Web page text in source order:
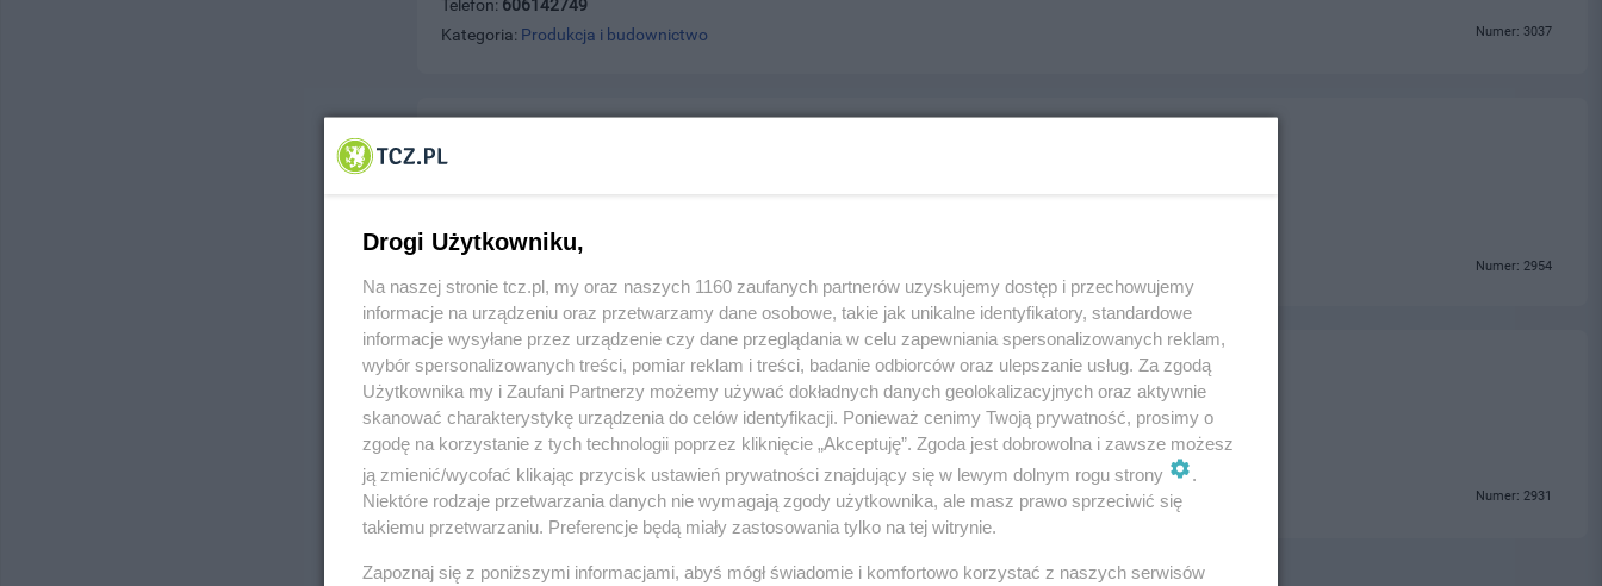
Telefon: 606142749
Kategoria: Produkcja i budownictwo Numer: 3037
Numer: 2954
Hanlo Dom Polska Sp. z o.o.
ul. Lubichowska 8, 83-200 Starograd Gdanski
Telefon:790709330
Kategoria:
Produkcja i budownictwo
Numer: 2931
Drogi Użytkowniku,
Na naszej stronie tcz.pl, my oraz naszych 1160 zaufanych partnerów uzyskujemy dostęp i przechowujemy
informacje na urządzeniu oraz przetwarzamy dane osobowe, takie jak unikalne identyfikatory, standardowe
informacje wysyłane przez urządzenie czy dane przeglądania w celu zapewniania spersonalizowanych reklam,
wybór spersonalizowanych treści, pomiar reklam i treści, badanie odbiorców oraz ulepszanie usług. Za zgodą
Użytkownika my i Zaufani Partnerzy możemy używać dokładnych danych geolokalizacyjnych oraz aktywnie
skanować charakterystykę urządzenia do celów identyfikacji. Ponieważ cenimy Twoją prywatność, prosimy o
zgodę na korzystanie z tych technologii poprzez kliknięcie „Akceptuję”. Zgoda jest dobrowolna i zawsze możesz
ją zmienić/wycofać klikając przycisk ustawień prywatności znajdujący się w lewym dolnym rogu strony
.
Niektóre rodzaje przetwarzania danych nie wymagają zgody użytkownika, ale masz prawo sprzeciwić się
takiemu przetwarzaniu. Preferencje będą miały zastosowania tylko na tej witrynie.
Zapoznaj się z poniższymi informacjami, abyś mógł świadomie i komfortowo korzystać z naszych serwisów